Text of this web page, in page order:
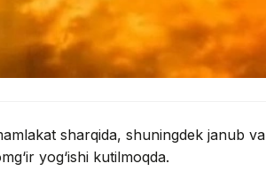
sharqida, shuningdek janub va
yog‘ishi kutilmoqda.